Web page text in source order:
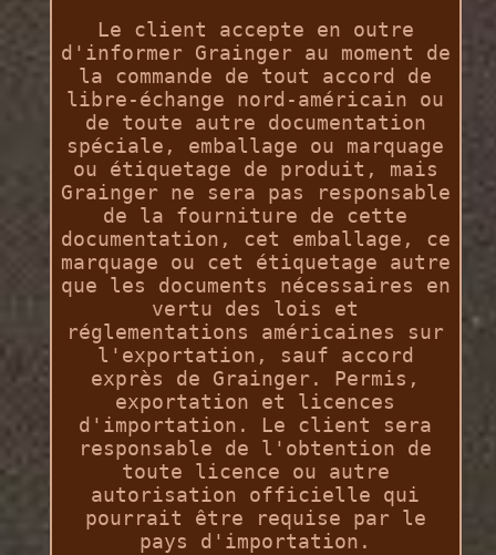
Le client accepte en outre
d'informer Grainger au moment de
la commande de tout accord de
libre-échange nord-américain ou
de toute autre documentation
spéciale, emballage ou marquage
ou étiquetage de produit, mais
Grainger ne sera pas responsable
de la fourniture de cette
documentation, cet emballage, ce
marquage ou cet étiquetage autre
que les documents nécessaires en
vertu des lois et
réglementations américaines sur
l'exportation, sauf accord
exprès de Grainger. Permis,
exportation et licences
d'importation. Le client sera
responsable de l'obtention de
toute licence ou autre
autorisation officielle qui
pourrait être requise par le
pays d'importation.